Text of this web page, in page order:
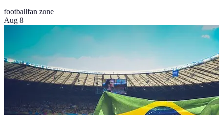
footballfan zone
Aug 8